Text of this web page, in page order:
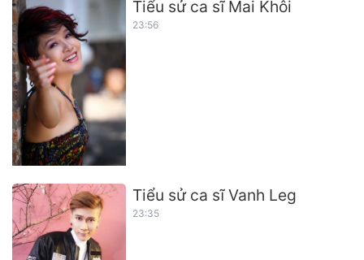
Tiểu sử ca sĩ Mai Khôi
23:56
Tiểu sử ca sĩ Vanh Leg
23:35